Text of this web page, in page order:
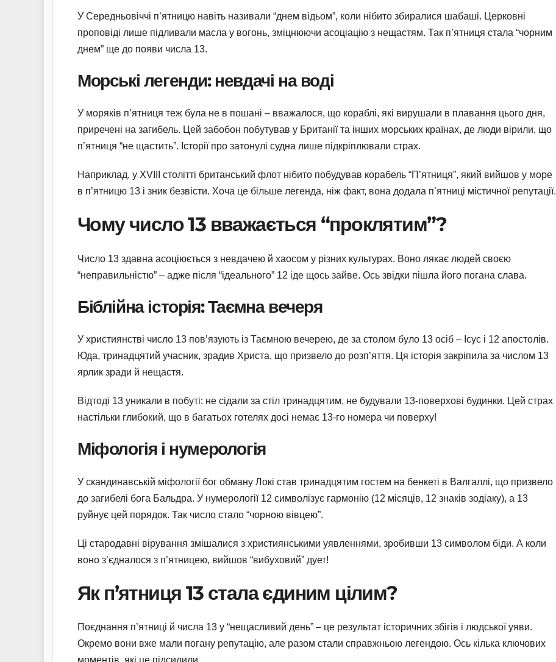
У Середньовіччі п’ятницю навіть називали “днем відьом”, коли нібито збиралися шабаші. Церковні
проповіді лише підливали масла у вогонь, зміцнюючи асоціацію з нещастям. Так п’ятниця стала “чорним
днем” ще до появи числа 13.
Морські легенди: невдачі на воді
У моряків п’ятниця теж була не в пошані – вважалося, що кораблі, які вирушали в плавання цього дня,
приречені на загибель. Цей забобон побутував у Британії та інших морських країнах, де люди вірили, що
п’ятниця “не щастить”. Історії про затонулі судна лише підкріплювали страх.
Наприклад, у XVIII столітті британський флот нібито побудував корабель “П’ятниця”, який вийшов у море
в п’ятницю 13 і зник безвісти. Хоча це більше легенда, ніж факт, вона додала п’ятниці містичної репутації.
Чому число 13 вважається “проклятим”?
Число 13 здавна асоціюється з невдачею й хаосом у різних культурах. Воно лякає людей своєю
“неправильністю” – адже після “ідеального” 12 іде щось зайве. Ось звідки пішла його погана слава.
Біблійна історія: Таємна вечеря
У християнстві число 13 пов’язують із Таємною вечерею, де за столом було 13 осіб – Ісус і 12 апостолів.
Юда, тринадцятий учасник, зрадив Христа, що призвело до розп’яття. Ця історія закріпила за числом 13
ярлик зради й нещастя.
Відтоді 13 уникали в побуті: не сідали за стіл тринадцятим, не будували 13-поверхові будинки. Цей страх
настільки глибокий, що в багатьох готелях досі немає 13-го номера чи поверху!
Міфологія і нумерологія
У скандинавській міфології бог обману Локі став тринадцятим гостем на бенкеті в Валгаллі, що призвело
до загибелі бога Бальдра. У нумерології 12 символізує гармонію (12 місяців, 12 знаків зодіаку), а 13
руйнує цей порядок. Так число стало “чорною вівцею”.
Ці стародавні вірування змішалися з християнськими уявленнями, зробивши 13 символом біди. А коли
воно з’єдналося з п’ятницею, вийшов “вибуховий” дует!
Як п’ятниця 13 стала єдиним цілим?
Поєднання п’ятниці й числа 13 у “нещасливий день” – це результат історичних збігів і людської уяви.
Окремо вони вже мали погану репутацію, але разом стали справжньою легендою. Ось кілька ключових
моментів, які це підсилили.